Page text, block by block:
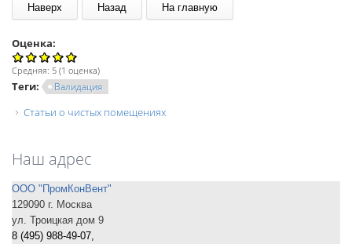
Оценка:
Средняя: 5 (1 оценка)
Теги: Валидация
Статьи о чистых помещениях
Наш адрес
ООО "ПромКонВент"
129090 г. Москва
ул. Троицкая дом 9
8 (495) 988-49-07